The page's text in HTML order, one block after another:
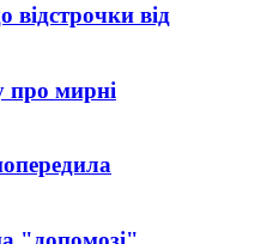
відстрочки від
про мирні